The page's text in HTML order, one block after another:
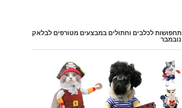
תחפושות לכלבים וחתולים במבצעים מטורפים לבלאק
נובמבר